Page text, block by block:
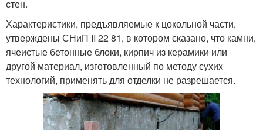
стен.
Характеристики, предъявляемые к цокольной части,
утверждены СНиП II 22 81, в котором сказано, что камни,
ячеистые бетонные блоки, кирпич из керамики или
другой материал, изготовленный по методу сухих
технологий, применять для отделки не разрешается.